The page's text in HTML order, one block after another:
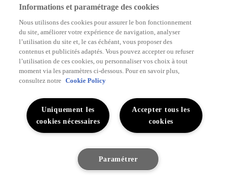
Mentions Légales
Mentions légalesCookies du site WLTPVie privée
Lexus-Belgique © 2026
Informations et paramétrage des cookies
Nous utilisons des cookies pour assurer le bon fonctionnement
du site, améliorer votre expérience de navigation, analyser
l’utilisation du site et, le cas échéant, vous proposer des
contenus et publicités adaptés. Vous pouvez accepter ou refuser
l’utilisation de ces cookies, ou personnaliser vos choix à tout
moment via les paramètres ci-dessous. Pour en savoir plus,
consultez notre Cookie Policy
Accepter tous les
cookies
Uniquement les
cookies nécessaires
Paramétrer